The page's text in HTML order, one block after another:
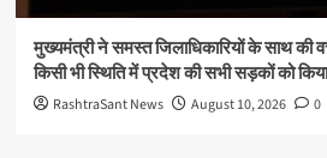
मुख्यमंत्री ने समस्त जिलाधिकारियों के साथ
किसी भी स्थिति में प्रदेश की सभी सड़कों को
RashtraSant News August 10, 2026 0